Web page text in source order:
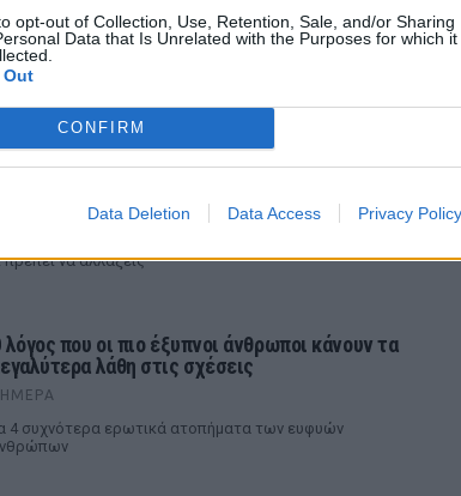
opt-out of Collection, Use, Retention, Sale, and/or Sharing
Data that Is Unrelated with the Purposes for which it
CONFIRM
Data Deletion Data Access Privacy Policy
πρέπει να αλλάξεις
λόγος που οι πιο έξυπνοι άνθρωποι κάνουν τα
λάθη στις σχέσεις
4 συχνότερα ερωτικά ατοπήματα των ευφυών